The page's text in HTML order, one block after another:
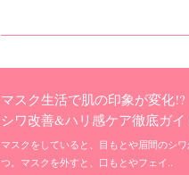
マスク生活で肌の印象が変化!?
シワ改善&ハリ感ケア徹底ガイ
マスクをしていると、目もとや眉間のシワ
つ。マスクを外すと、口もとやフェイ..